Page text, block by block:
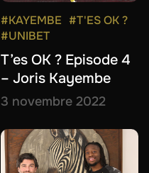
#KAYEMBE #T'ES OK ?
#UNIBET
T’es OK ? Episode 4
– Joris Kayembe
3 novembre 2022